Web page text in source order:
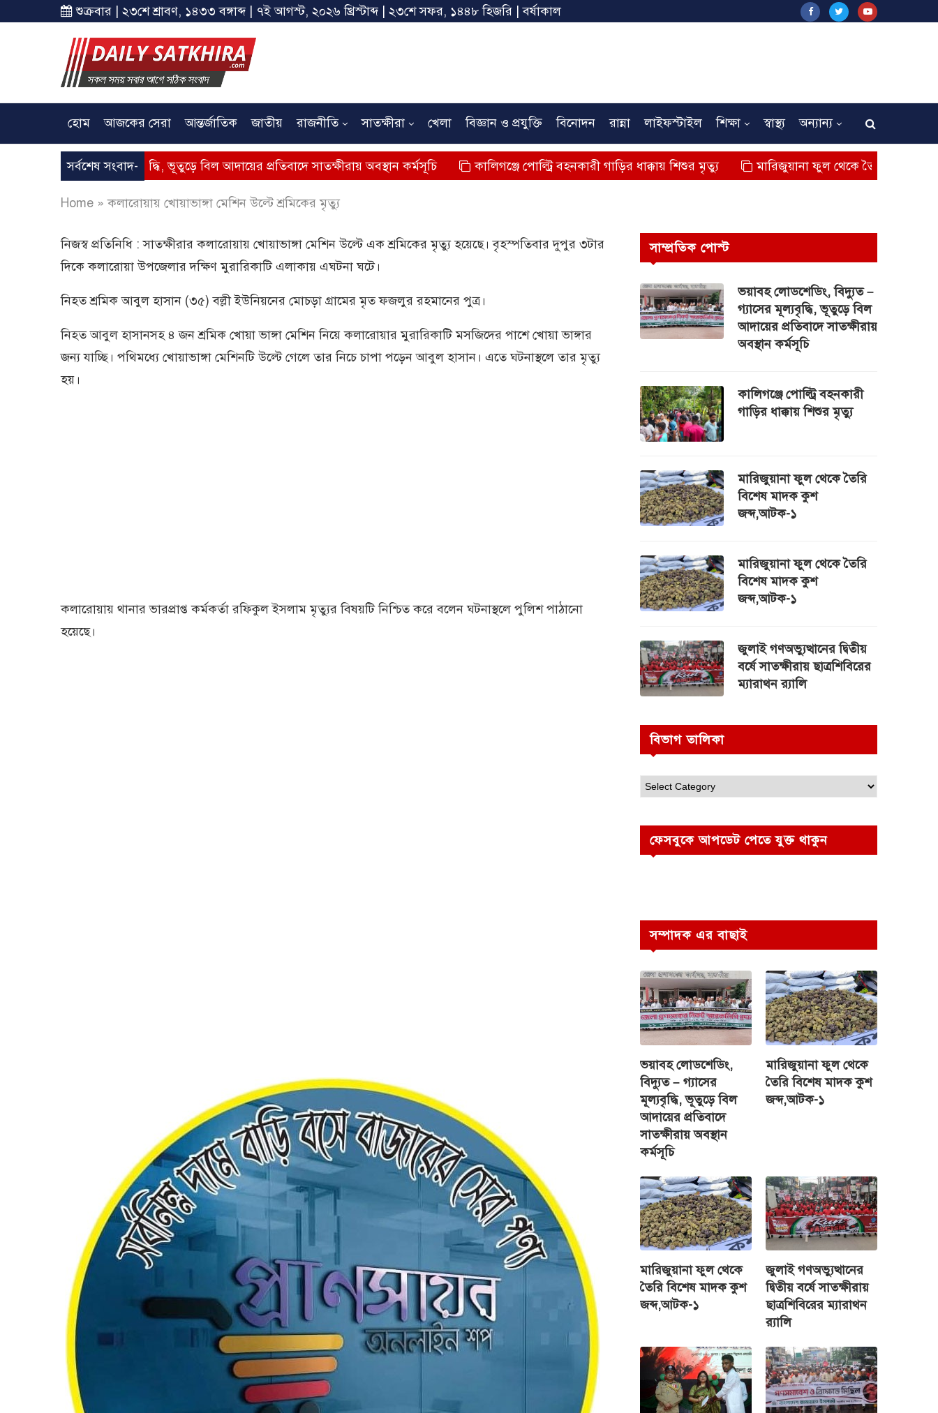
শুক্রবার | ২৩শে শ্রাবণ, ১৪৩৩ বঙ্গাব্দ | ৭ই আগস্ট, ২০২৬ খ্রিস্টাব্দ | ২৩শে সফর, ১৪৪৮ হিজরি | বর্ষাকাল
হোম আজকের সেরা আন্তর্জাতিক জাতীয় রাজনীতি সাতক্ষীরা খেলা বিজ্ঞান ও প্রযুক্তি বিনোদন রান্না লাইফস্টাইল শিক্ষা স্বাস্থ্য অন্যান্য
সর্বশেষ সংবাদ-
– গ্যাসের মূল্যবৃদ্ধি, ভূতুড়ে বিল আদায়ের প্রতিবাদে সাতক্ষীরায় অবস্থান কর্মসূচি কালিগঞ্জে পোল্ট্রি বহনকারী গাড়ির ধাক্কায় শিশুর মৃত্যু মারিজুয়ানা ফুল থেকে তৈরি বিশেষ মাদক কুশ
Home »কলারোয়ায় খোয়াভাঙ্গা মেশিন উল্টে শ্রমিকের মৃত্যু
নিজস্ব প্রতিনিধি : সাতক্ষীরার কলারোয়ায় খোয়াভাঙ্গা মেশিন উল্টে এক শ্রমিকের মৃত্যু হয়েছে। বৃহস্পতিবার দুপুর ৩টার
দিকে কলারোয়া উপজেলার দক্ষিণ মুরারিকাটি এলাকায় এঘটনা ঘটে।
নিহত শ্রমিক আবুল হাসান (৩৫) বল্লী ইউনিয়নের মোচড়া গ্রামের মৃত ফজলুর রহমানের পুত্র।
নিহত আবুল হাসানসহ ৪ জন শ্রমিক খোয়া ভাঙ্গা মেশিন নিয়ে কলারোয়ার মুরারিকাটি মসজিদের পাশে খোয়া ভাঙ্গার
জন্য যাচ্ছি। পথিমধ্যে খোয়াভাঙ্গা মেশিনটি উল্টে গেলে তার নিচে চাপা পড়েন আবুল হাসান। এতে ঘটনাস্থলে তার মৃত্যু
হয়।
কলারোয়ায় থানার ভারপ্রাপ্ত কর্মকর্তা রফিকুল ইসলাম মৃত্যুর বিষয়টি নিশ্চিত করে বলেন ঘটনাস্থলে পুলিশ পাঠানো
হয়েছে।
সাম্প্রতিক পোস্ট
ভয়াবহ লোডশেডিং, বিদ্যুত –
গ্যাসের মূল্যবৃদ্ধি, ভূতুড়ে বিল
আদায়ের প্রতিবাদে সাতক্ষীরায়
অবস্থান কর্মসূচি
কালিগঞ্জে পোল্ট্রি বহনকারী
গাড়ির ধাক্কায় শিশুর মৃত্যু
মারিজুয়ানা ফুল থেকে তৈরি
বিশেষ মাদক কুশ
জব্দ,আটক-১
মারিজুয়ানা ফুল থেকে তৈরি
বিশেষ মাদক কুশ
জব্দ,আটক-১
জুলাই গণঅভ্যুত্থানের দ্বিতীয়
বর্ষে সাতক্ষীরায় ছাত্রশিবিরের
ম্যারাথন র‌্যালি
বিভাগ তালিকা
ফেসবুকে আপডেট পেতে যুক্ত থাকুন
সম্পাদক এর বাছাই
ভয়াবহ লোডশেডিং,
বিদ্যুত – গ্যাসের
মূল্যবৃদ্ধি, ভূতুড়ে বিল
আদায়ের প্রতিবাদে
সাতক্ষীরায় অবস্থান
কর্মসূচি
মারিজুয়ানা ফুল থেকে
তৈরি বিশেষ মাদক কুশ
জব্দ,আটক-১
মারিজুয়ানা ফুল থেকে
তৈরি বিশেষ মাদক কুশ
জব্দ,আটক-১
জুলাই গণঅভ্যুত্থানের
দ্বিতীয় বর্ষে সাতক্ষীরায়
ছাত্রশিবিরের ম্যারাথন
র‌্যালি